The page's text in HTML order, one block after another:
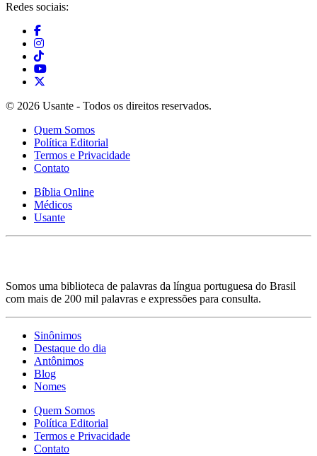
Redes sociais:
© 2026 Usante - Todos os direitos reservados.
Quem Somos
Política Editorial
Termos e Privacidade
Contato
Bíblia Online
Médicos
Usante
Somos uma biblioteca de palavras da língua portuguesa do Brasil
com mais de 200 mil palavras e expressões para consulta.
Sinônimos
Destaque do dia
Antônimos
Blog
Nomes
Quem Somos
Política Editorial
Termos e Privacidade
Contato